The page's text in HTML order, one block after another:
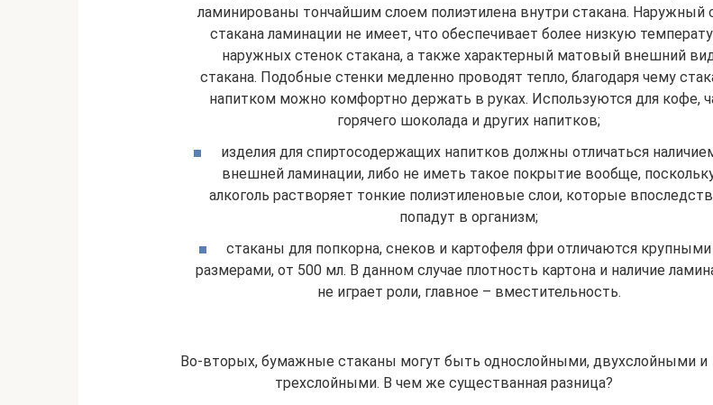
ламинированы тончайшим слоем полиэтилена внутри стакана. Наружный
стакана ламинации не имеет, что обеспечивает более низкую
наружных стенок стакана, а также характерный матовый внешний
стакана. Подобные стенки медленно проводят тепло, благодаря чему
напитком можно комфортно держать в руках. Используются для кофе,
горячего шоколада и других напитков;
изделия для спиртосодержащих напитков должны отличаться
внешней ламинации, либо не иметь такое покрытие вообще,
алкоголь растворяет тонкие полиэтиленовые слои, которые
попадут в организм;
стаканы для попкорна, снеков и картофеля фри отличаются крупными
размерами, от 500 мл. В данном случае плотность картона и наличие
не играет роли, главное – вместительность.
Во-вторых, бумажные стаканы могут быть однослойными, двухслойными и
трехслойными. В чем же существанная разница?